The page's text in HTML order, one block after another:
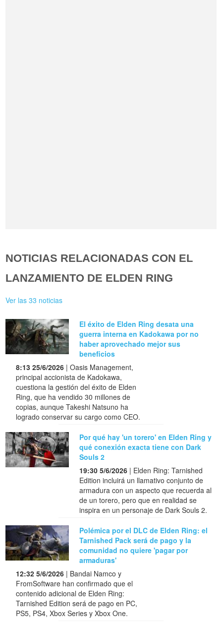
NOTICIAS RELACIONADAS CON EL
LANZAMIENTO DE ELDEN RING
Ver las 33 noticias
El éxito de Elden Ring desata una
guerra interna en Kadokawa por no
haber aprovechado mejor sus
beneficios
8:13 25/6/2026 | Oasis Management,
principal accionista de Kadokawa,
cuestiona la gestión del éxito de Elden
Ring, que ha vendido 30 millones de
copias, aunque Takeshi Natsuno ha
logrado conservar su cargo como CEO.
Por qué hay 'un torero' en Elden Ring y
qué conexión exacta tiene con Dark
Souls 2
19:30 5/6/2026 | Elden Ring: Tarnished
Edition incluirá un llamativo conjunto de
armadura con un aspecto que recuerda al
de un torero, pero que en realidad se
inspira en un personaje de Dark Souls 2.
Polémica por el DLC de Elden Ring: el
Tarnished Pack será de pago y la
comunidad no quiere 'pagar por
armaduras'
12:32 5/6/2026 | Bandai Namco y
FromSoftware han confirmado que el
contenido adicional de Elden Ring:
Tarnished Edition será de pago en PC,
PS5, PS4, Xbox Series y Xbox One.